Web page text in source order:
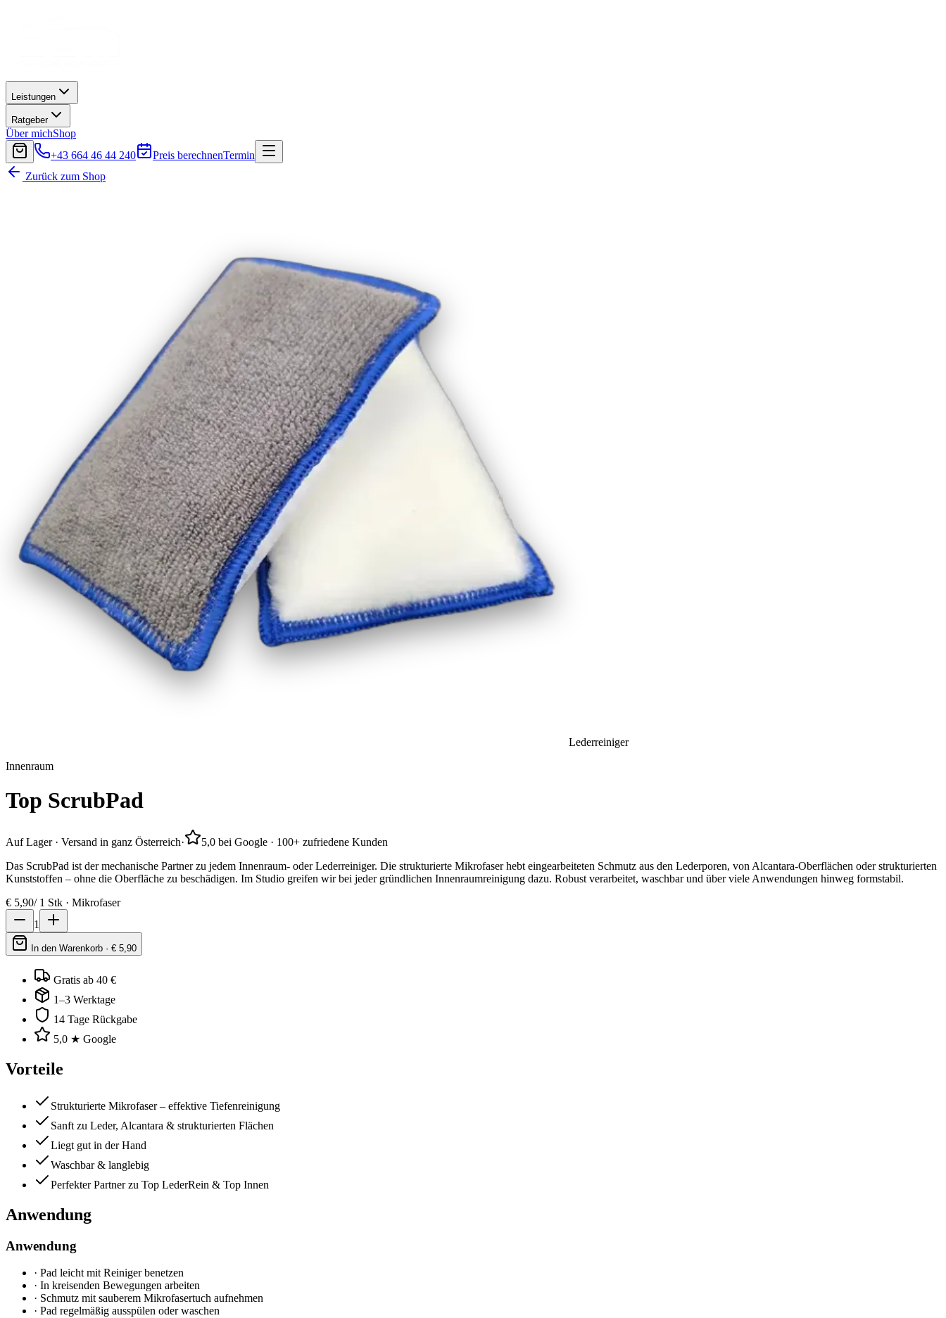
Leistungen
Ratgeber
Über michShop
+43 664 46 44 240
Preis berechnenTermin
Zurück zum Shop
Lederreiniger
Innenraum
Top ScrubPad
Auf Lager · Versand in ganz Österreich·
5,0 bei Google · 100+ zufriedene Kunden
Das ScrubPad ist der mechanische Partner zu jedem Innenraum- oder Lederreiniger. Die strukturierte Mikrofaser hebt eingearbeiteten Schmutz aus den Lederporen, von Alcantara-Oberflächen oder strukturierten
Kunststoffen – ohne die Oberfläche zu beschädigen. Im Studio greifen wir bei jeder gründlichen Innenraumreinigung dazu. Robust verarbeitet, waschbar und über viele Anwendungen hinweg formstabil.
€ 5,90/ 1 Stk · Mikrofaser
1
In den Warenkorb · € 5,90
Gratis ab 40 €
1–3 Werktage
14 Tage Rückgabe
5,0 ★ Google
Vorteile
Strukturierte Mikrofaser – effektive Tiefenreinigung
Sanft zu Leder, Alcantara & strukturierten Flächen
Liegt gut in der Hand
Waschbar & langlebig
Perfekter Partner zu Top LederRein & Top Innen
Anwendung
Anwendung
· Pad leicht mit Reiniger benetzen
· In kreisenden Bewegungen arbeiten
· Schmutz mit sauberem Mikrofasertuch aufnehmen
· Pad regelmäßig ausspülen oder waschen